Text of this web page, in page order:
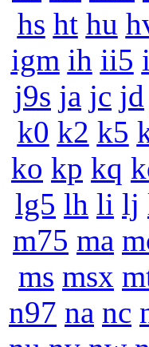
hs ht hu
igm ih ii5
j9s ja jc jd
k0 k2 k5
ko kp kq
lg5 lh li lj
m75 ma
ms msx
n97 na nc